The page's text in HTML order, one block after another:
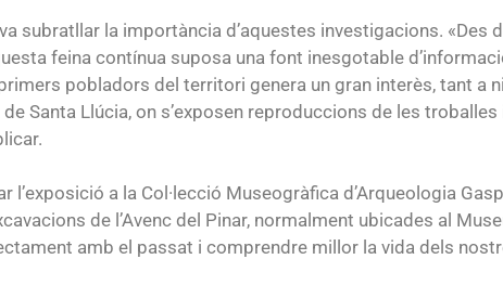
subratllar la importància d’aquestes investigacions. «Des
feina contínua suposa una font inesgotable
pobladors del territori genera un gran interès, tant a
Santa Llúcia, on s’exposen reproduccions de les
a la Col·lecció Museogràfica d’Arqueologia
de l’Avenc del Pinar, normalment ubicades al
amb el passat i comprendre millor la vida dels